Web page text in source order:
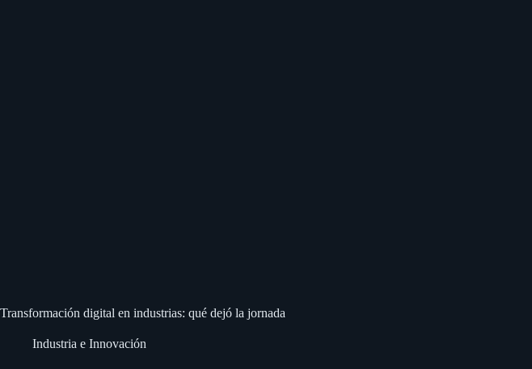
Transformación digital en industrias: qué dejó la jornada
Industria e Innovación